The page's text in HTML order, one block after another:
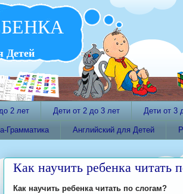
Детей
2 лет Дети от 2 до 3 лет Дети от 3
Грамматика Английский для Детей
Как научить ребенка читать
Как научить ребенка читать по слогам?